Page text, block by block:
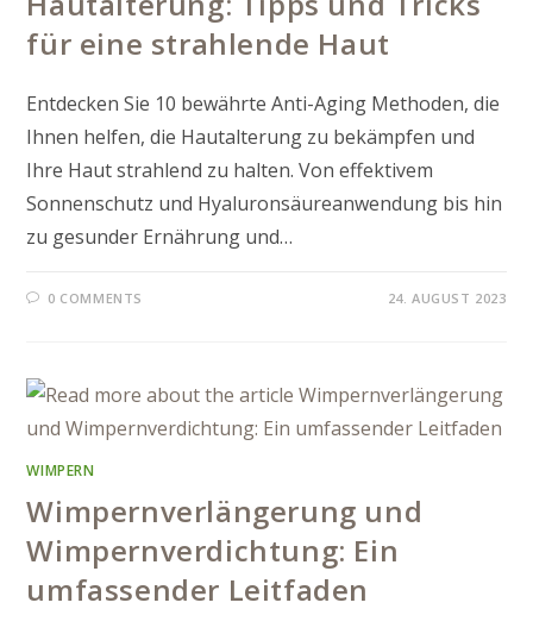
für eine strahlende Haut
Entdecken Sie 10 bewährte Anti-Aging Methoden, die
Ihnen helfen, die Hautalterung zu bekämpfen und
Ihre Haut strahlend zu halten. Von effektivem
Sonnenschutz und Hyaluronsäureanwendung bis hin
zu gesunder Ernährung und…
0 COMMENTS 24. AUGUST 2023
WIMPERN
Wimpernverlängerung und
Wimpernverdichtung: Ein
umfassender Leitfaden